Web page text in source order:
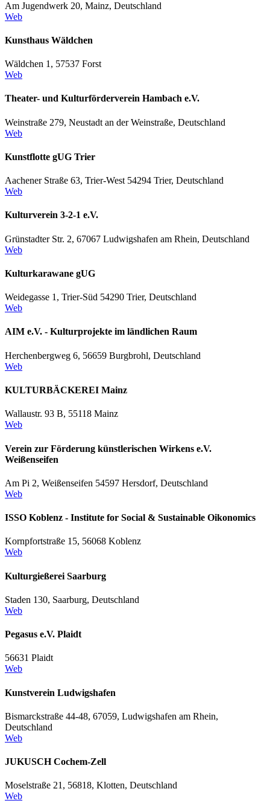
Am Jugendwerk 20, Mainz, Deutschland
Web
Kunsthaus Wäldchen
Wäldchen 1, 57537 Forst
Web
Theater- und Kulturförderverein Hambach e.V.
Weinstraße 279, Neustadt an der Weinstraße, Deutschland
Web
Kunstflotte gUG Trier
Aachener Straße 63, Trier-West 54294 Trier, Deutschland
Web
Kulturverein 3-2-1 e.V.
Grünstadter Str. 2, 67067 Ludwigshafen am Rhein, Deutschland
Web
Kulturkarawane gUG
Weidegasse 1, Trier-Süd 54290 Trier, Deutschland
Web
AIM e.V. - Kulturprojekte im ländlichen Raum
Herchenbergweg 6, 56659 Burgbrohl, Deutschland
Web
KULTURBÄCKEREI Mainz
Wallaustr. 93 B, 55118 Mainz
Web
Verein zur Förderung künstlerischen Wirkens e.V.
Weißenseifen
Am Pi 2, Weißenseifen 54597 Hersdorf, Deutschland
Web
ISSO Koblenz - Institute for Social & Sustainable Oikonomics
Kornpfortstraße 15, 56068 Koblenz
Web
Kulturgießerei Saarburg
Staden 130, Saarburg, Deutschland
Web
Pegasus e.V. Plaidt
56631 Plaidt
Web
Kunstverein Ludwigshafen
Bismarckstraße 44-48, 67059, Ludwigshafen am Rhein,
Deutschland
Web
JUKUSCH Cochem-Zell
Moselstraße 21, 56818, Klotten, Deutschland
Web